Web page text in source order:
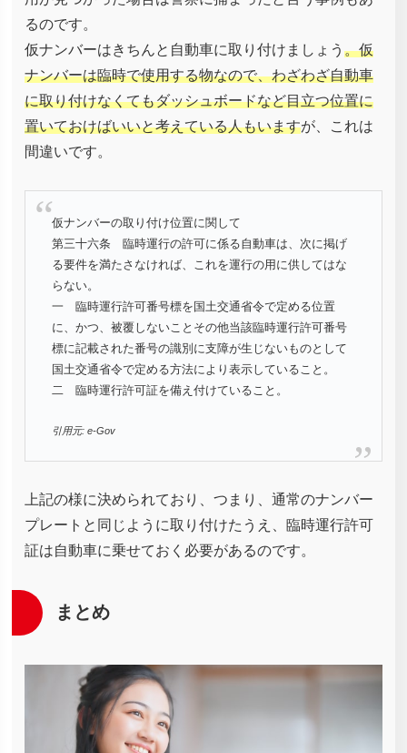
るのです。
仮ナンバーはきちんと自動車に取り付けましょう 。仮
ナンバーは臨時で使用する物なので、わざわざ自動車
に取り付けなくてもダッシュボードなど目立つ位置に
置いておけばいいと考えている人もいますが、これは
間違いです。
仮ナンバーの取り付け位置に関して
第三十六条 臨時運行の許可に係る自動車は、次に掲げ
る要件を満たさなければ、これを運行の用に供してはな
らない。
一 臨時運行許可番号標を国土交通省令で定める位置
に、かつ、被覆しないことその他当該臨時運行許可番号
標に記載された番号の識別に支障が生じないものとして
国土交通省令で定める方法により表示していること。
二 臨時運行許可証を備え付けていること。
引用元: e-Gov
上記の様に決められており、つまり、通常のナンバー
プレートと同じように取り付けたうえ、臨時運行許可
証は自動車に乗せておく必要があるのです。
まとめ